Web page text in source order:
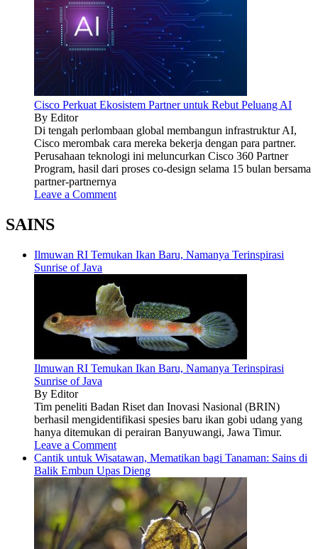
Cisco Perkuat Ekosistem Partner untuk Rebut Peluang AI
By Editor
Di tengah perlombaan global membangun infrastruktur AI,
Cisco merombak cara mereka bekerja dengan para partner.
Perusahaan teknologi ini meluncurkan Cisco 360 Partner
Program, hasil dari proses co-design selama 15 bulan bersama
partner-partnernya
Leave a Comment
SAINS
Ilmuwan RI Temukan Ikan Baru, Namanya Terinspirasi
Sunrise of Java
Ilmuwan RI Temukan Ikan Baru, Namanya Terinspirasi
Sunrise of Java
By Editor
Tim peneliti Badan Riset dan Inovasi Nasional (BRIN)
berhasil mengidentifikasi spesies baru ikan gobi udang yang
hanya ditemukan di perairan Banyuwangi, Jawa Timur.
Leave a Comment
Cantik untuk Wisatawan, Mematikan bagi Tanaman: Sains di
Balik Embun Upas Dieng